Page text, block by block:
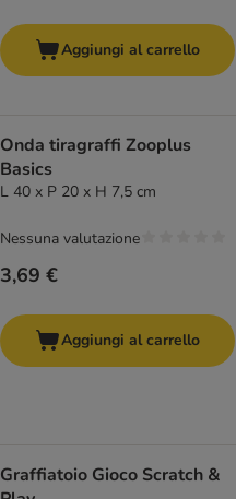
Aggiungi al carrello
Onda tiragraffi Zooplus
Basics
L 40 x P 20 x H 7,5 cm
3,69 €
Nessuna valutazione
Aggiungi al carrello
Graffiatoio Gioco Scratch &